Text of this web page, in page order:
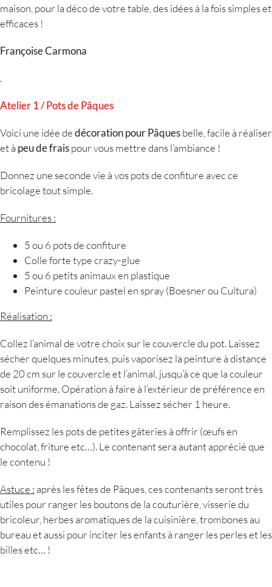
maison, pour la déco de votre table, des idées à la fois simples et
efficaces !
Françoise Carmona
.
Atelier 1 / Pots de Pâques
Voici une idée dedécoration pour Pâquesbelle, facile à réaliser
et à peu de fraispour vous mettre dans l’ambiance !
Donnez une seconde vie à vos pots de confiture avec ce
bricolage tout simple.
Fournitures :
5 ou 6 pots de confiture
Colle forte type crazy-glue
5 ou 6 petits animaux en plastique
Peinture couleur pastel en spray (Boesner ou Cultura)
Réalisation :
Collez l’animal de votre choix sur le couvercle du pot. Laissez
sécher quelques minutes, puis vaporisez la peinture à distance
de 20 cm sur le couvercle et l’animal, jusqu’à ce que la couleur
soit uniforme. Opération à faire à l’extérieur de préférence en
raison des émanations de gaz. Laissez sécher 1 heure.
Remplissez les pots de petites gâteries à offrir (œufs en
chocolat, friture etc…). Le contenant sera autant apprécié que
le contenu !
Astuce : après les fêtes de Pâques, ces contenants seront très
utiles pour ranger les boutons de la couturière, visserie du
bricoleur, herbes aromatiques de la cuisinière, trombones au
bureau et aussi pour inciter les enfants à ranger les perles et les
billes etc… !